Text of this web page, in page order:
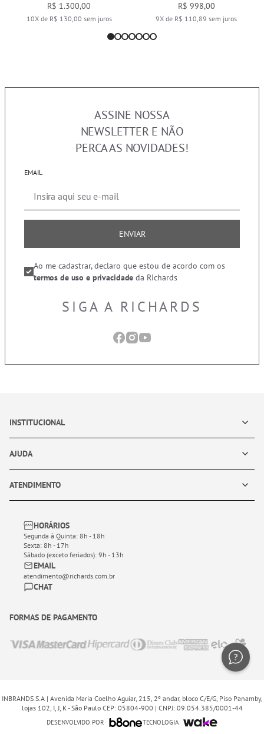
R$ 1.300,00
10X de R$ 130,00 sem juros
R$ 998,00
9X de R$ 110,89 sem juros
ASSINE NOSSA
NEWSLETTER E NÃO
PERCA AS NOVIDADES!
EMAIL
ENVIAR
Ao me cadastrar, declaro que estou de acordo com os
termos de uso e privacidade da Richards
SIGA A RICHARDS
INSTITUCIONAL
AJUDA
ATENDIMENTO
HORÁRIOS
Segunda à Quinta: 8h - 18h
Sexta: 8h - 17h
Sábado (exceto feriados): 9h - 13h
EMAIL
atendimento@richards.com.br
CHAT
FORMAS DE PAGAMENTO
INBRANDS S.A | Avenida Maria Coelho Aguiar, 215, 2º andar, bloco C/E/G, Piso Panamby,
lojas 102, I, J, K - São Paulo CEP: 05804-900 | CNPJ: 09.054.385/0001-44
DESENVOLVIDO POR TECNOLOGIA